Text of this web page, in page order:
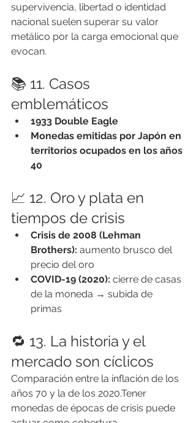
supervivencia, libertad o identidad
nacional suelen superar su valor
metálico por la carga emocional que
evocan.
📚 11. Casos
emblemáticos
1933 Double Eagle
Monedas emitidas por Japón en
territorios ocupados en los años
40
📈 12. Oro y plata en
tiempos de crisis
Crisis de 2008 (Lehman
Brothers): aumento brusco del
precio del oro
COVID-19 (2020): cierre de casas
de la moneda → subida de
primas
🔁 13. La historia y el
mercado son cíclicos
Comparación entre la inflación de los
años 70 y la de los 2020.Tener
monedas de épocas de crisis puede